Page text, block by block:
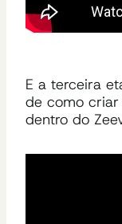
E a terceira
de como
dentro do